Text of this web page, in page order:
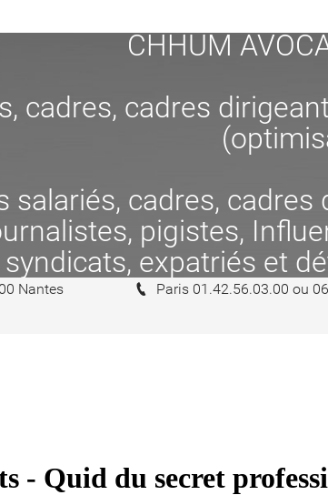
CHHUM
cadres, cadres
cadres,
pigistes,
syndicats, expatriés et
Nantes Paris 01.42.56.03.00 ou
- Quid du secret